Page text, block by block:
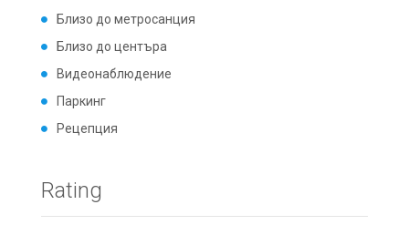
Близо до метросанция
Близо до центъра
Видеонаблюдение
Паркинг
Рецепция
Rating